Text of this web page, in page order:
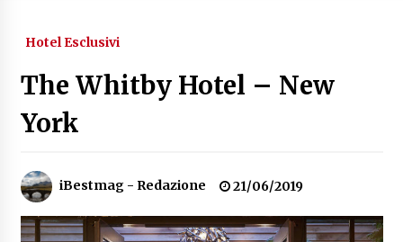
31/07/2018
Hotel Esclusivi
The Whitby Hotel – New
York
iBestmag - Redazione 21/06/2019